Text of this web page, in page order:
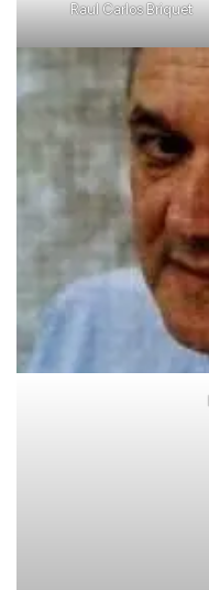
Raul Carlos Briquet